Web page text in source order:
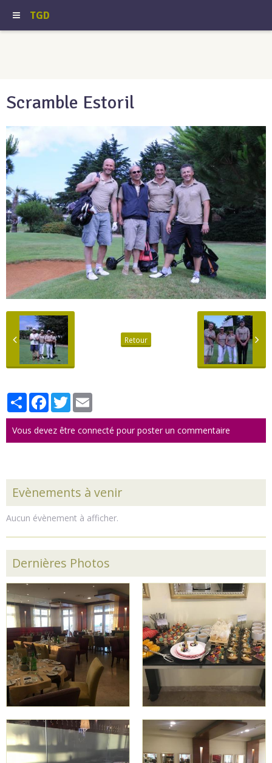
TGD
Scramble Estoril
Retour
PartagerFacebook
Twitter
Vous devez être connecté pour poster un commentaire
Evènements à venir
Aucun évènement à afficher.
Dernières Photos